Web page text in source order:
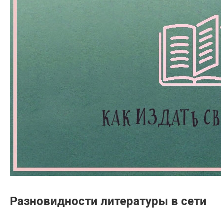
Разновидности литературы в сети